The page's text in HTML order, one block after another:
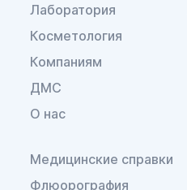
Лаборатория
Косметология
Компаниям
ДМС
О нас
Медицинские справки
Флюорография